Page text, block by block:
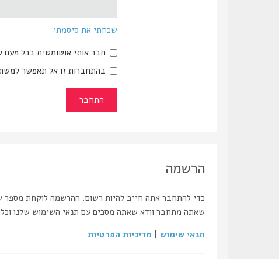
שכחתי את סיסמתי
חבר אותי אוטומטית בכל
בהתחברות זו אל תאפשר
הרשמה
כדי להתחבר אתה חייב להיות רשום. ההרשמה לוקחת מספר
שאתה מתחבר וודא שאתה מסכים עם תנאי השימוש שלנו
תנאי שימוש | מדיניות הפרטיות